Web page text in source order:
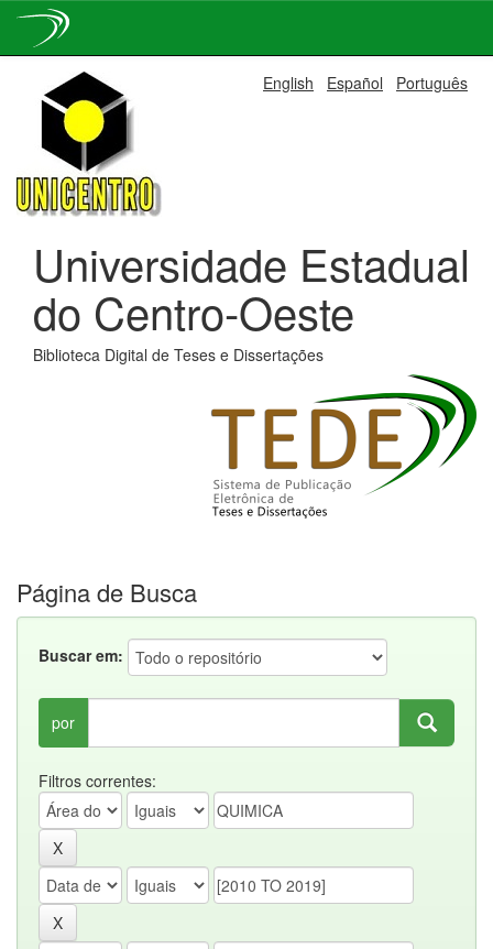
navigation
English Español Português
Universidade Estadual
do Centro-Oeste
Biblioteca Digital de Teses e Dissertações
Página de Busca
Buscar em:
por
Filtros correntes: